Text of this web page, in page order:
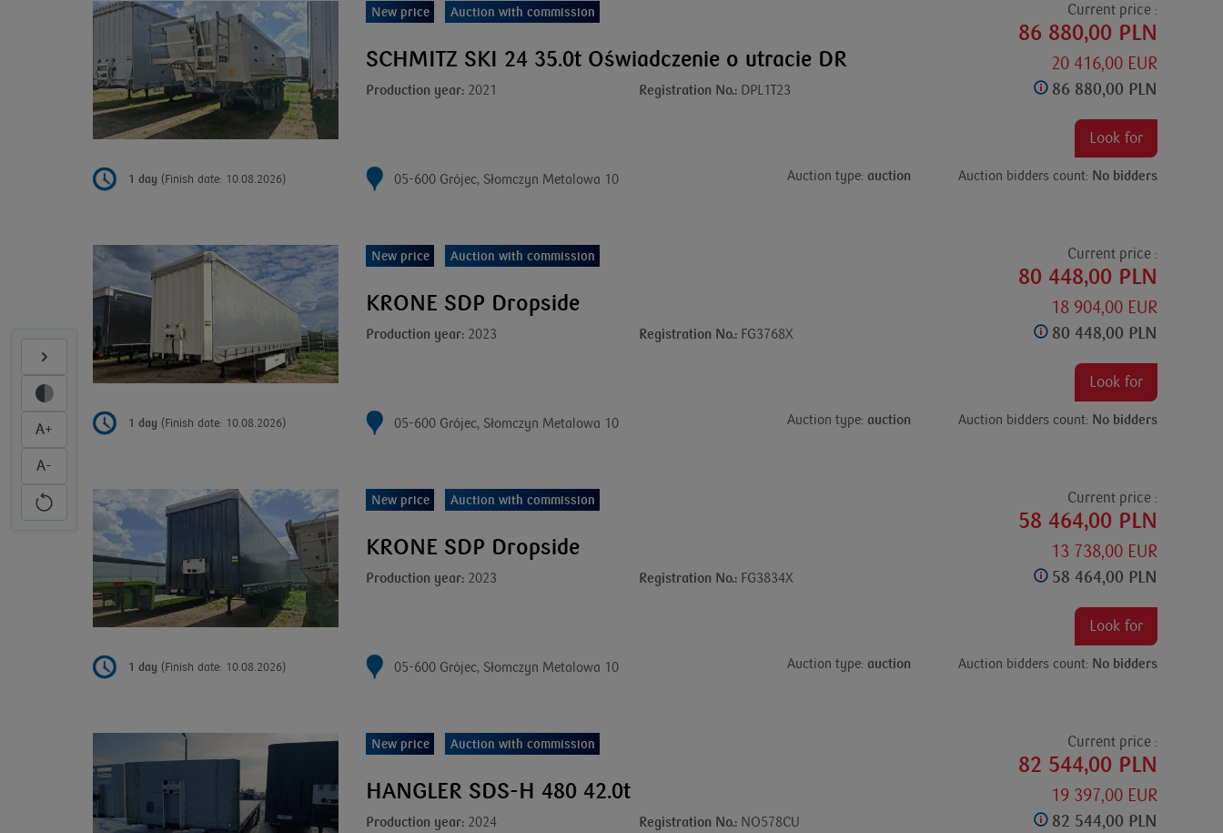
New price Auction with commission
SCHMITZ SKI 24 35.0t Oświadczenie o utracie DR
Production year: 2021 Registration No.: DPL1T23
Current price :
86 880,00 PLN
20 416,00 EUR
86 880,00 PLN
Look for
1 day (Finish date: 10.08.2026) 05-600 Grójec, Słomczyn Metalowa 10 Auction type: auction Auction bidders count: No bidders
New price Auction with commission
KRONE SDP Dropside
Production year: 2023 Registration No.: FG3768X
Current price :
80 448,00 PLN
18 904,00 EUR
80 448,00 PLN
Look for
1 day (Finish date: 10.08.2026) 05-600 Grójec, Słomczyn Metalowa 10 Auction type: auction Auction bidders count: No bidders
New price Auction with commission
KRONE SDP Dropside
Production year: 2023 Registration No.: FG3834X
Current price :
58 464,00 PLN
13 738,00 EUR
58 464,00 PLN
Look for
1 day (Finish date: 10.08.2026) 05-600 Grójec, Słomczyn Metalowa 10 Auction type: auction Auction bidders count: No bidders
New price Auction with commission
HANGLER SDS-H 480 42.0t
Production year: 2024 Registration No.: NO578CU
Current price :
82 544,00 PLN
19 397,00 EUR
82 544,00 PLN
A+
A-